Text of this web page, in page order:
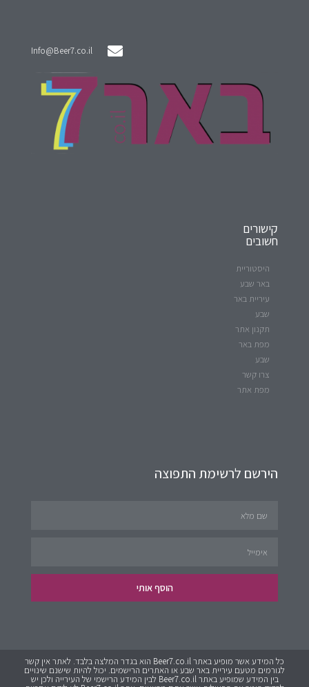
Info@Beer7.co.il
קישורים
חשובים
היסטוריית
באר שבע
עיריית באר
שבע
תקנון אתר
מפת באר
שבע
צרו קשר
מפת אתר
הירשם לרשימת התפוצה
הוסף אותי
כל המידע אשר מופיע באתר Beer7.co.il הוא בגדר המלצה בלבד. לאתר אין קשר
לגורמים מטעם עיריית באר שבע או האתרים הרישמים. יכול להיות שישנם שינויים
בין המידע שמופיע באתר Beer7.co.il לבין המידע הרישמי של העירייה ולכן יש